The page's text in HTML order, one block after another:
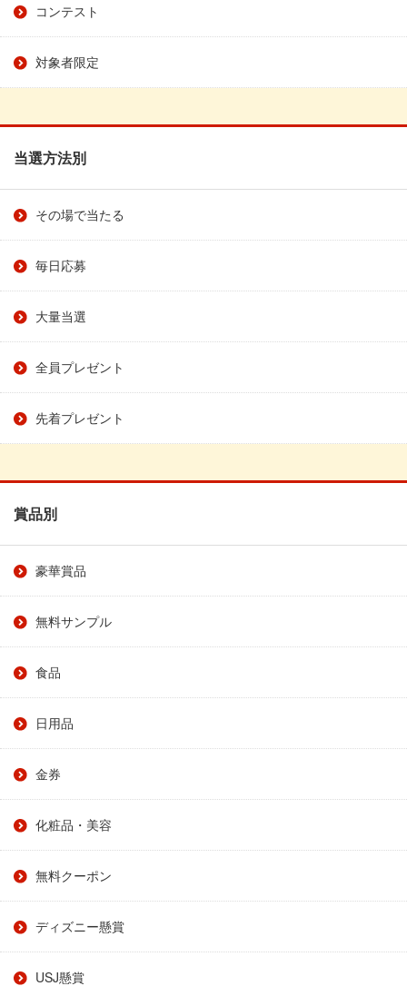
コンテスト
対象者限定
当選方法別
その場で当たる
毎日応募
大量当選
全員プレゼント
先着プレゼント
賞品別
豪華賞品
無料サンプル
食品
日用品
金券
化粧品・美容
無料クーポン
ディズニー懸賞
USJ懸賞